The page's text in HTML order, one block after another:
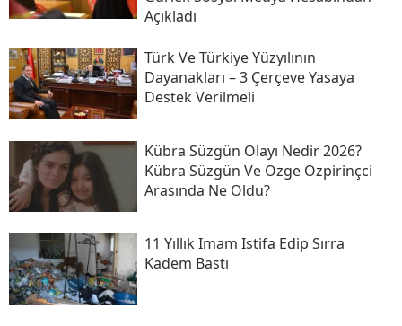
Açıkladı
Türk Ve Türkiye Yüzyılının
Dayanakları – 3 Çerçeve Yasaya
Destek Verilmeli
Kübra Süzgün Olayı Nedir 2026?
Kübra Süzgün Ve Özge Özpirinçci
Arasında Ne Oldu?
11 Yıllık Imam Istifa Edip Sırra
Kadem Bastı